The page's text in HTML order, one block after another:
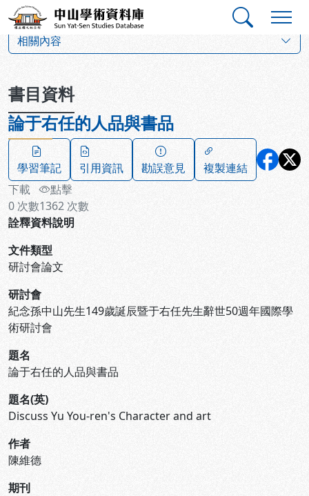
跳到主要內容
中山學術資料庫
相關內容
書目資料
論于右任的人品與書品
學習筆記 引用資訊 勘誤意見
複製連結
下載
0 次數
點擊
1362 次數
詮釋資料說明
文件類型
研討會論文
研討會
紀念孫中山先生149歲誕辰暨于右任先生辭世50週年國際學
術研討會
題名
論于右任的人品與書品
題名(英)
Discuss Yu You-ren's Character and art
作者
陳維德
期刊